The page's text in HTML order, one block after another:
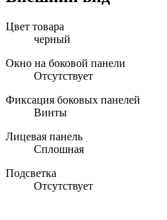
Цвет товара
черный
Окно на боковой панели
Отсутствует
Фиксация боковых панелей
Винты
Лицевая панель
Сплошная
Подсветка
Отсутствует